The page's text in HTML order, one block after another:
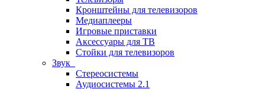
Кронштейны для телевизоров
Медиаплееры
Игровые приставки
Аксессуары для ТВ
Стойки для телевизоров
Звук
Стереосистемы
Аудиосистемы 2.1